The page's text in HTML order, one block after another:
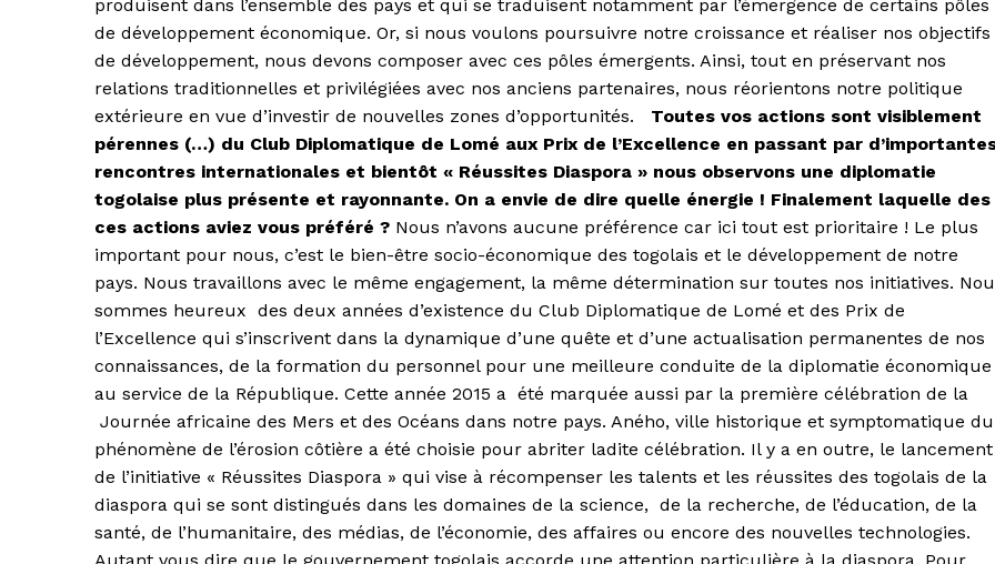
produisent dans l’ensemble des pays et qui se traduisent notamment par l’émergence de certains pôles
de développement économique. Or, si nous voulons poursuivre notre croissance et réaliser nos objectifs
de développement, nous devons composer avec ces pôles émergents. Ainsi, tout en préservant nos
relations traditionnelles et privilégiées avec nos anciens partenaires, nous réorientons notre politique
extérieure en vue d’investir de nouvelles zones d’opportunités. Toutes vos actions sont visiblement
pérennes (…) du Club Diplomatique de Lomé aux Prix de l’Excellence en passant par
rencontres internationales et bientôt « Réussites Diaspora » nous observons une diplomatie
togolaise plus présente et rayonnante. On a envie de dire quelle énergie ! Finalement laquelle des
ces actions aviez vous préféré ? Nous n’avons aucune préférence car ici tout est prioritaire ! Le plus
important pour nous, c’est le bien-être socio-économique des togolais et le développement de notre
pays. Nous travaillons avec le même engagement, la même détermination sur toutes nos initiatives.
sommes heureux des deux années d’existence du Club Diplomatique de Lomé et des Prix de
l’Excellence qui s’inscrivent dans la dynamique d’une quête et d’une actualisation permanentes de nos
connaissances, de la formation du personnel pour une meilleure conduite de la diplomatie économique
au service de la République. Cette année 2015 a été marquée aussi par la première célébration de la
Journée africaine des Mers et des Océans dans notre pays. Aného, ville historique et symptomatique du
phénomène de l’érosion côtière a été choisie pour abriter ladite célébration. Il y a en outre, le lancement
de l’initiative « Réussites Diaspora » qui vise à récompenser les talents et les réussites des togolais de la
diaspora qui se sont distingués dans les domaines de la science, de la recherche, de l’éducation, de la
santé, de l’humanitaire, des médias, de l’économie, des affaires ou encore des nouvelles technologies.